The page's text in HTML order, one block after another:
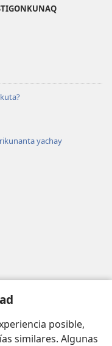
posible,
similares. Algunas
yachay